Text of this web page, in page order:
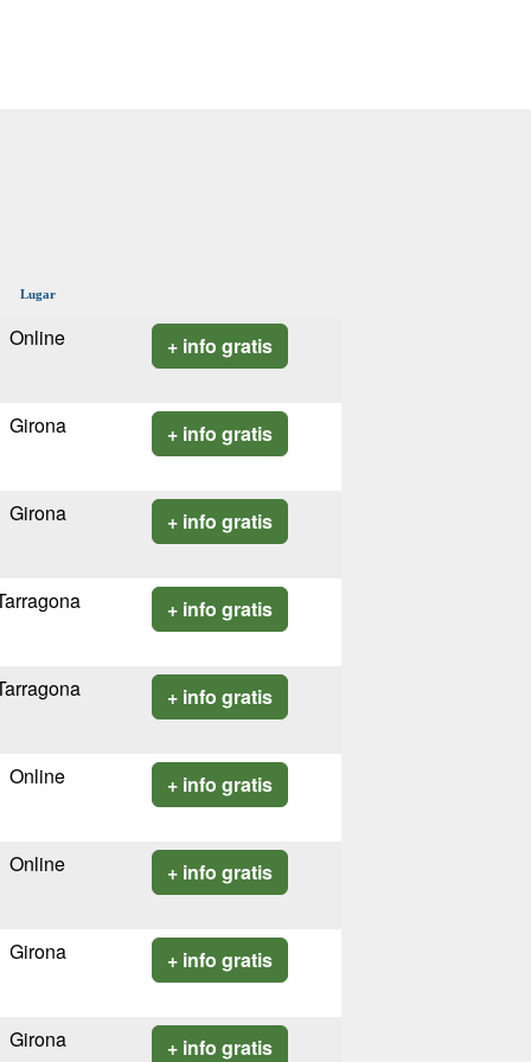
Lugar
Online + info gratis
Girona + info gratis
Girona + info gratis
+ info gratis
+ info gratis
Online + info gratis
Online + info gratis
Girona + info gratis
Girona + info gratis